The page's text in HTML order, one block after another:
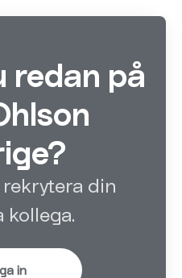
redan på
din
kollega.
in